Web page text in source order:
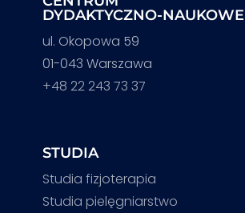
DYDAKTYCZNO-NAUKOWE
ul. Okopowa 59
01-043 Warszawa
+48 22 243 73 37
STUDIA
Studia fizjoterapia
Studia pielęgniarstwo